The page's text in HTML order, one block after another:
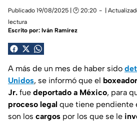
Publicado 19/08/2025 | 🕑 20:20 |
lectura
Escrito por: Iván Ramírez
A más de un mes de haber sido
Unidos, se informó que el
Jr. fue deportado a México, para
proceso legal que tiene pendiente
son los cargos por los que se le